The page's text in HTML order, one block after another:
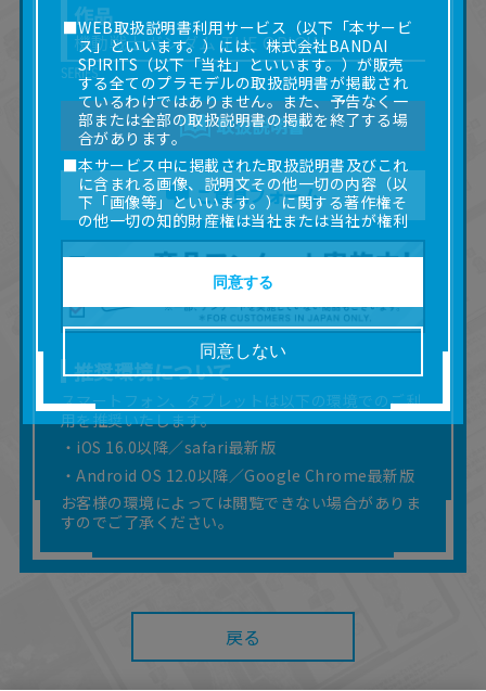
作品
機動戦士ガンダム THE ORIGIN
取扱説明書
ご意見フォーム
推奨環境について
スマートフォン、タブレットは以下の環境でのご利
用を推奨いたします。
・iOS 16.0以降／safari最新版
・Android OS 12.0以降／Google Chrome最新版
お客様の環境によっては閲覧できない場合がありま
すのでご了承ください。
戻る
■WEB取扱説明書利用サービス（以下「本サービ
ス」といいます。）には、株式会社BANDAI
SPIRITS（以下「当社」といいます。）が販売
する全てのプラモデルの取扱説明書が掲載され
ているわけではありません。また、予告なく一
部または全部の取扱説明書の掲載を終了する場
合があります。
■本サービス中に掲載された取扱説明書及びこれ
に含まれる画像、説明文その他一切の内容（以
下「画像等」といいます。）に関する著作権そ
の他一切の知的財産権は当社または当社が権利
の許諾を受ける第三者に帰属します。
使用（本サービス内の意見投稿の目的での画像
等の利用を含みます。）を超えて使用（複製、
複写、改変、掲示、頒布、配信、販売、出版等
を含むがこれに限りません。）することは禁止
いたします。
■掲載している取扱説明書は、お客様が購入され
た商品に同梱されたものと異なる場合がありま
す。
■対象商品仕様の変更などにより、取扱説明書の
内容は予告なく変更される場合があります。
■当社は、取扱説明書の正確性確保に努めており
ますが、取扱説明書の完全性を保証するもので
はありません。
■お客様のご利用環境によっては、本サービスを
ご利用いただけない場合があります。
かったことにより利用者に何らかの損害が生じ
たとしても、当社は何らの責任を負いません。
また、本サイトを利用したことによって、利用
同意しない
同意する